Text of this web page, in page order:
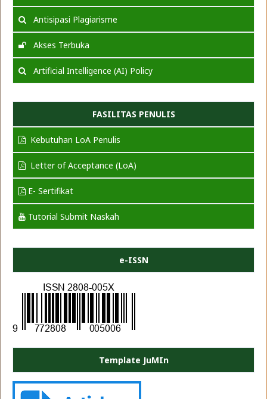
Antisipasi Plagiarisme
Akses Terbuka
Artificial Intelligence (AI) Policy
FASILITAS PENULIS
Kebutuhan LoA Penulis
Letter of Acceptance (LoA)
E- Sertifikat
Tutorial Submit Naskah
e-ISSN
Template JuMIn